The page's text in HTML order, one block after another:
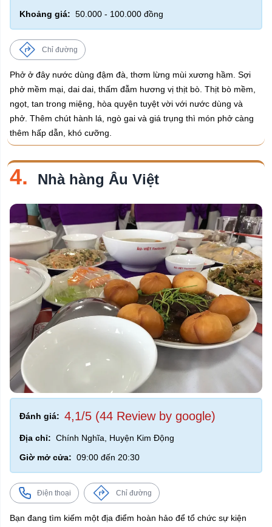
Khoảng giá: 50.000 - 100.000 đồng
Chỉ đường
Phở ở đây nước dùng đậm đà, thơm lừng mùi xương hầm. Sợi
phở mềm mại, dai dai, thấm đẫm hương vị thịt bò. Thịt bò mềm,
ngọt, tan trong miệng, hòa quyện tuyệt vời với nước dùng và
phở. Thêm chút hành lá, ngò gai và giá trụng thì món phở càng
thêm hấp dẫn, khó cưỡng.
4. Nhà hàng Âu Việt
Đánh giá: 4,1/5 (44 Review by google)
Địa chỉ: Chính Nghĩa, Huyện Kim Động
Giờ mở cửa: 09:00 đến 20:30
Điện thoại Chỉ đường
Bạn đang tìm kiếm một địa điểm hoàn hảo để tổ chức sự kiện